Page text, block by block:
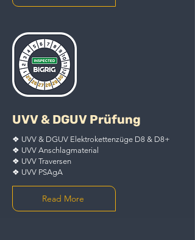
UVV & DGUV Prüfung
❖ UVV & DGUV Elektrokettenzüge D8 & D8+
❖ UVV Anschlagmaterial
❖ UVV Traversen
❖ UVV PSAgA
Read More